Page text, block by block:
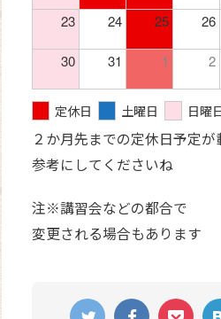
23 24 25 26
30 31 1 2
定休日 土曜日 日曜
２か月先までの定休日予定が
参考にしてくださいね
注※講習会などの都合で
変更される場合もあります